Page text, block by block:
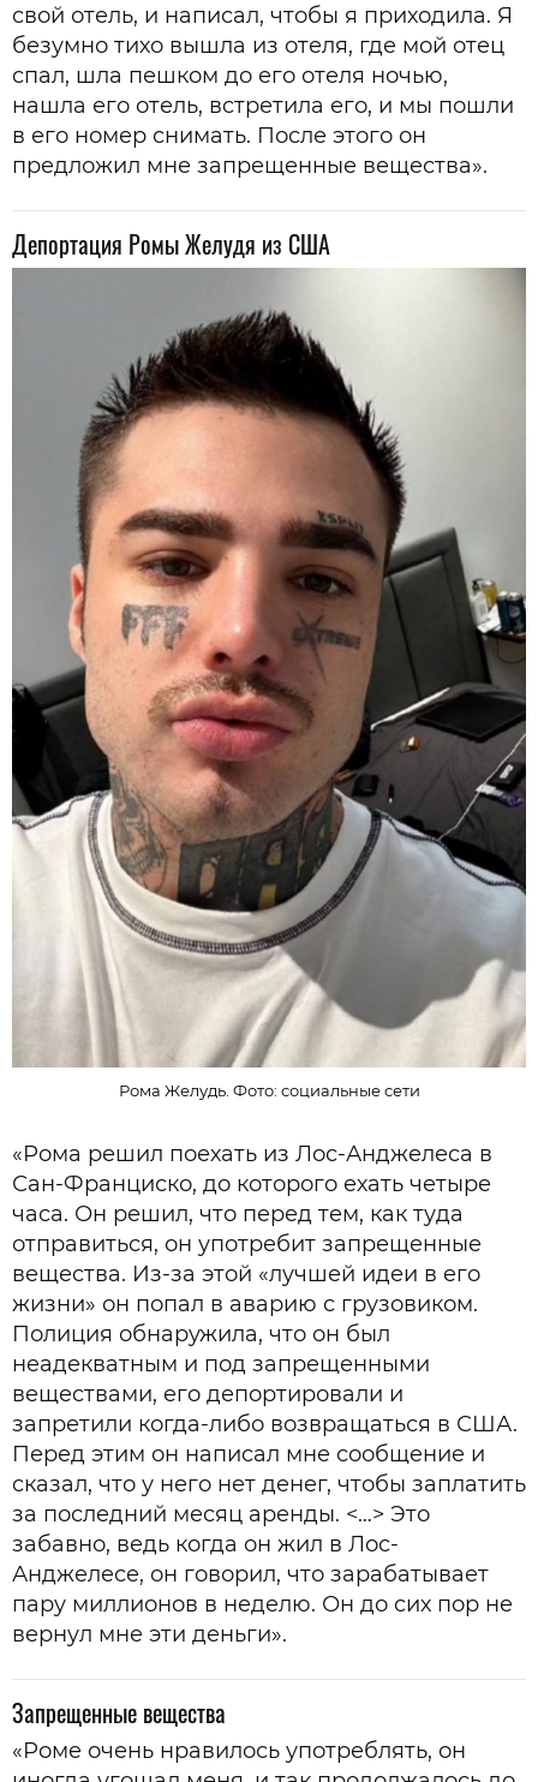
свой отель, и написал, чтобы я приходила. Я
безумно тихо вышла из отеля, где мой отец
спал, шла пешком до его отеля ночью,
нашла его отель, встретила его, и мы пошли
в его номер снимать. После этого он
предложил мне запрещенные вещества».
Депортация Ромы Желудя из США
Рома Желудь. Фото: социальные сети
«Рома решил поехать из Лос-Анджелеса в
Сан-Франциско, до которого ехать четыре
часа. Он решил, что перед тем, как туда
отправиться, он употребит запрещенные
вещества. Из-за этой «лучшей идеи в его
жизни» он попал в аварию с грузовиком.
Полиция обнаружила, что он был
неадекватным и под запрещенными
веществами, его депортировали и
запретили когда-либо возвращаться в США.
Перед этим он написал мне сообщение и
сказал, что у него нет денег, чтобы заплатить
за последний месяц аренды. <…> Это
забавно, ведь когда он жил в Лос-
Анджелесе, он говорил, что зарабатывает
пару миллионов в неделю. Он до сих пор не
вернул мне эти деньги».
Запрещенные вещества
«Роме очень нравилось употреблять, он